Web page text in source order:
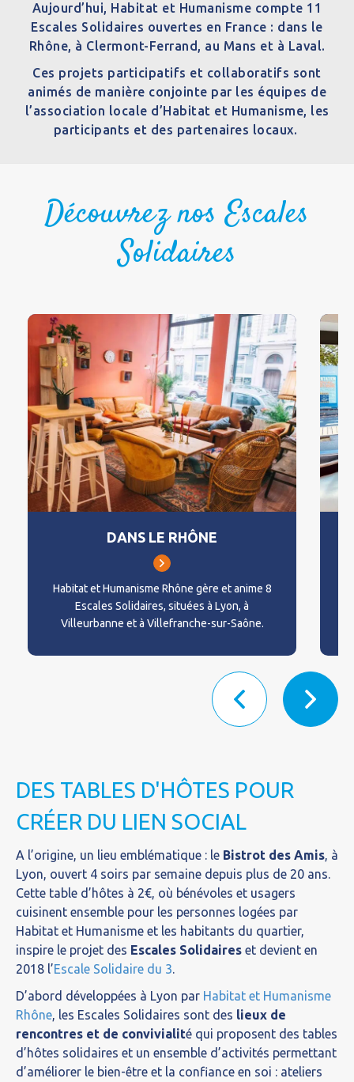
Aujourd’hui, Habitat et Humanisme compte 11
Escales Solidaires ouvertes en France : dans le
Rhône, à Clermont-Ferrand, au Mans et à Laval.
Ces projets participatifs et collaboratifs sont
animés de manière conjointe par les équipes de
l’association locale d’Habitat et Humanisme, les
participants et des partenaires locaux.
Découvrez nos Escales
Solidaires
DANS LE RHÔNE
Habitat et Humanisme Rhône gère et anime 8
Escales Solidaires, situées à Lyon, à
Villeurbanne et à Villefranche-sur-Saône.
DES TABLES D'HÔTES POUR
CRÉER DU LIEN SOCIAL
A l’origine, un lieu emblématique : le Bistrot des Amis, à
Lyon, ouvert 4 soirs par semaine depuis plus de 20 ans.
Cette table d’hôtes à 2€, où bénévoles et usagers
cuisinent ensemble pour les personnes logées par
Habitat et Humanisme et les habitants du quartier,
inspire le projet des Escales Solidaires et devient en
2018 l’Escale Solidaire du 3.
D’abord développées à Lyon par Habitat et Humanisme
Rhône, les Escales Solidaires sont des lieux de
rencontres et de convivialité qui proposent des tables
d’hôtes solidaires et un ensemble d’activités permettant
d’améliorer le bien-être et la confiance en soi : ateliers